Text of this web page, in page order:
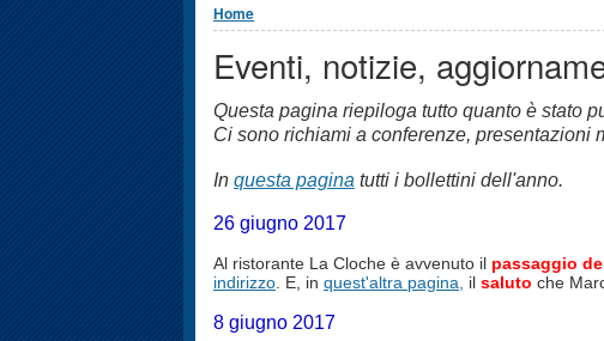
Tu sei qui
Home
Eventi, notizie,
Questa pagina riepiloga tutto quanto è stato
Ci sono richiami a conferenze,
In questa pagina tutti i bollettini dell'anno.
26 giugno 2017
Al ristorante La Cloche è avvenuto il passaggio
indirizzo . E, in quest'altra pagina, il saluto che
8 giugno 2017